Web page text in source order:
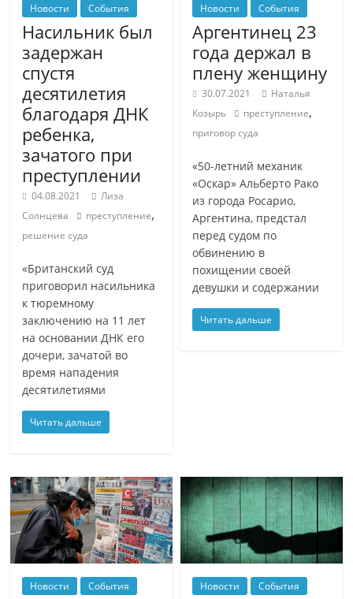
Новости События
Насильник был
задержан
спустя
десятилетия
благодаря ДНК
ребенка,
зачатого при
преступлении
04.08.2021
Лиза
Солнцева
преступление,
решение суда
«Британский суд
приговорил насильника
к тюремному
заключению на 11 лет
на основании ДНК его
дочери, зачатой ​​во
время нападения
десятилетиями
Читать дальше
Новости События
Аргентинец 23
года держал в
плену женщину
30.07.2021
Наталья
Козырь
преступление,
приговор суда
«50-летний механик
«Оскар» Альберто Рако
из города Росарио,
Аргентина, предстал
перед судом по
обвинению в
похищении своей
девушки и содержании
Читать дальше
Новости События Новости События